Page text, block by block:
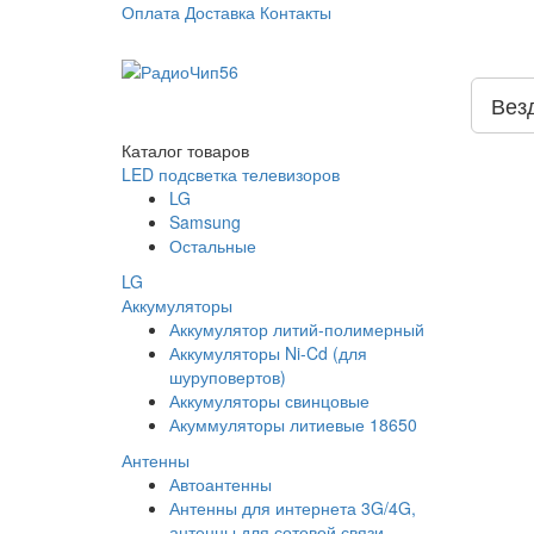
Оплата Доставка Контакты
Каталог товаров
LED подсветка телевизоров
LG
Samsung
Остальные
LG
Аккумуляторы
Аккумулятор литий-полимерный
Аккумуляторы Ni-Cd (для
шуруповертов)
Аккумуляторы свинцовые
Акуммуляторы литиевые 18650
Антенны
Автоантенны
Антенны для интернета 3G/4G,